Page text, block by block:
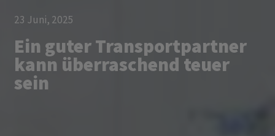
23 Juni, 2025
Ein guter Transportpartner
kann überraschend teuer
sein